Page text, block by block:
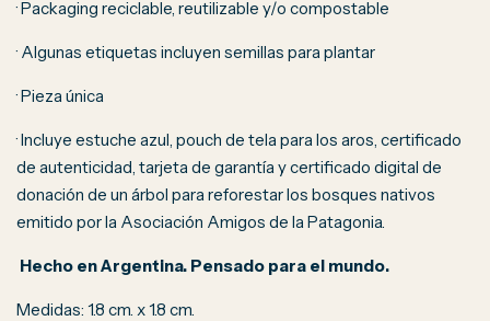
· Packaging reciclable, reutilizable y/o compostable
· Algunas etiquetas incluyen semillas para plantar
· Pieza única
· Incluye estuche azul, pouch de tela para los aros, certificado
de autenticidad, tarjeta de garantía y certificado digital de
donación de un árbol para reforestar los bosques nativos
emitido por la Asociación Amigos de la Patagonia.
Hecho en Argentina. Pensado para el mundo.
Medidas: 1.8 cm. x 1.8 cm.